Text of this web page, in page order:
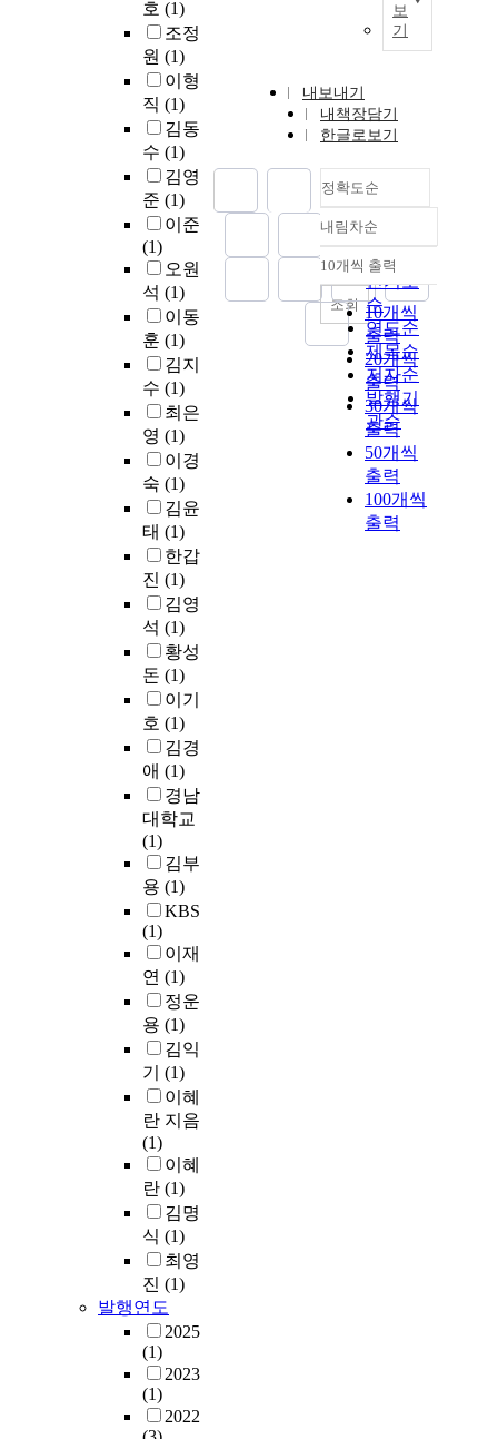
호 (1)
조정
원 (1)
이형
직 (1)
김동
수 (1)
김영
준 (1)
이준
(1)
오원
석 (1)
이동
훈 (1)
김지
수 (1)
최은
영 (1)
이경
숙 (1)
김윤
태 (1)
한갑
진 (1)
김영
석 (1)
황성
돈 (1)
이기
호 (1)
김경
애 (1)
경남
대학교
(1)
김부
용 (1)
KBS
(1)
이재
연 (1)
정운
용 (1)
김익
기 (1)
이혜
란 지음
(1)
이혜
란 (1)
김명
식 (1)
최영
진 (1)
발행연도
2025
(1)
2023
(1)
2022
보
기
내보내기
내책장담기
한글로보기
정확도순
정확도
순
인기도
순
연도순
제목순
저자순
발행기
관순
내림차순
내림차순
10개씩 출력
10개씩
출력
20개씩
출력
30개씩
출력
50개씩
출력
100개씩
출력
조회